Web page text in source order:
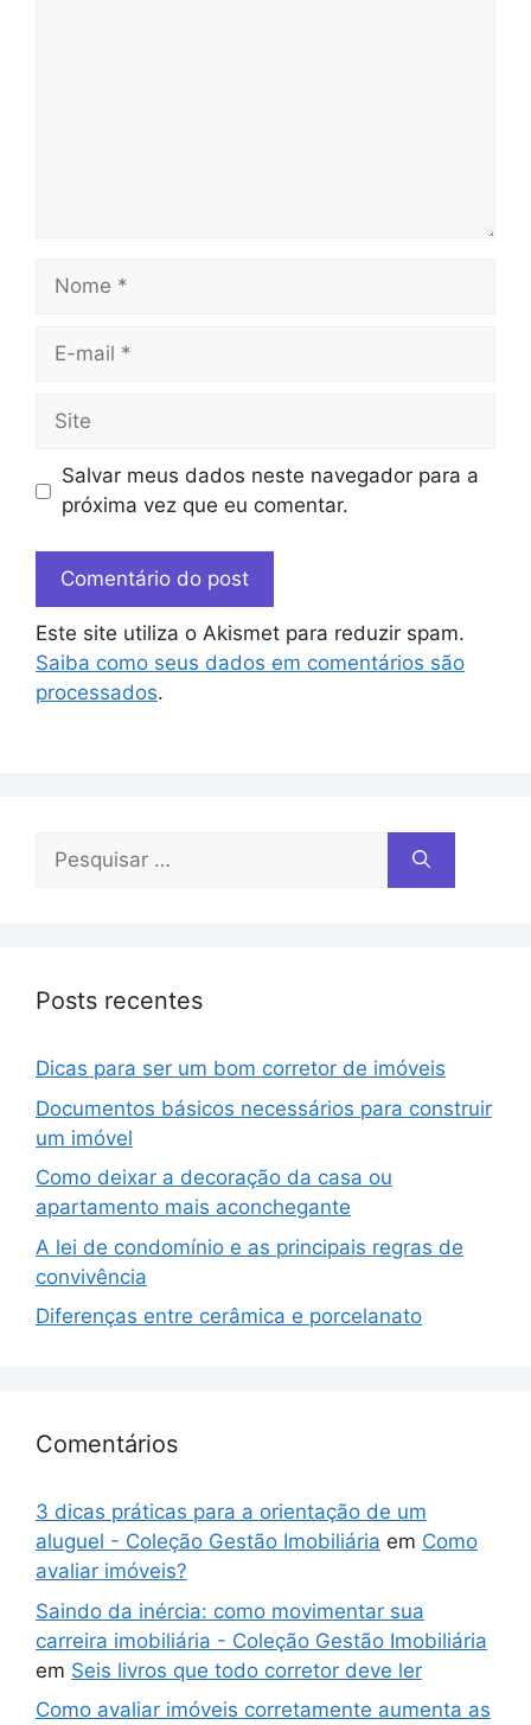
Salvar meus dados neste navegador para a
próxima vez que eu comentar.
Este site utiliza o Akismet para reduzir spam.
Saiba como seus dados em comentários são
processados.
Posts recentes
Dicas para ser um bom corretor de imóveis
Documentos básicos necessários para construir
um imóvel
Como deixar a decoração da casa ou
apartamento mais aconchegante
A lei de condomínio e as principais regras de
convivência
Diferenças entre cerâmica e porcelanato
Comentários
3 dicas práticas para a orientação de um
aluguel - Coleção Gestão Imobiliária em Como
avaliar imóveis?
Saindo da inércia: como movimentar sua
carreira imobiliária - Coleção Gestão Imobiliária
em Seis livros que todo corretor deve ler
Como avaliar imóveis corretamente aumenta as